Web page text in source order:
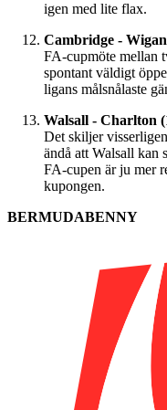
igen med lite flax.
Cambridge -
FA-cupmöte mellan
spontant väldigt
ligans målsnålaste
Walsall - Charlton
Det skiljer
ändå att Walsall kan
FA-cupen är ju mer
kupongen.
BERMUDABENNY